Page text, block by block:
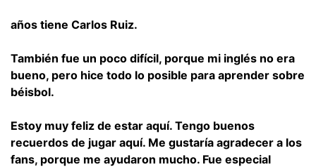
años tiene Carlos Ruiz.
También fue un poco difícil, porque mi inglés no era
bueno, pero hice todo lo posible para aprender sobre
béisbol.
Estoy muy feliz de estar aquí. Tengo buenos
recuerdos de jugar aquí. Me gustaría agradecer a los
fans, porque me ayudaron mucho. Fue especial